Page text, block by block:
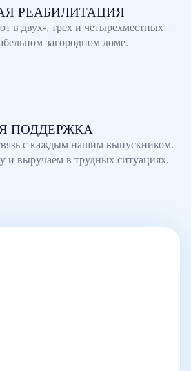
РЕАБИЛИТАЦИЯ
в двух-, трех и четырехместных
загородном доме.
ПОДДЕРЖКА
с каждым нашим выпускником.
и выручаем в трудных ситуациях.